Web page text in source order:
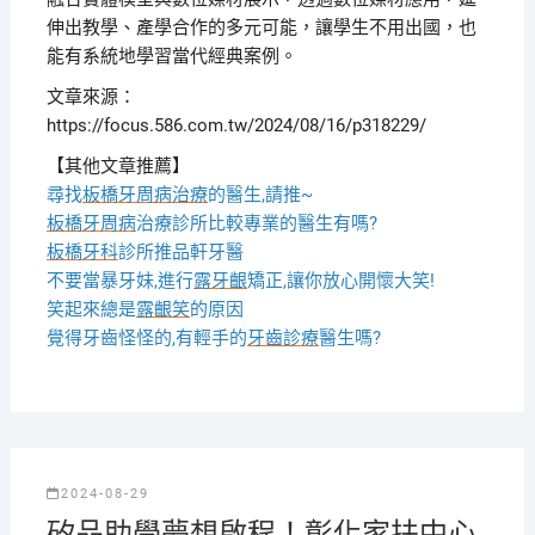
伸出教學、產學合作的多元可能，讓學生不用出國，也
能有系統地學習當代經典案例。
文章來源：
https://focus.586.com.tw/2024/08/16/p318229/
【其他文章推薦】
尋找板橋牙周病治療的醫生,請推~
板橋牙周病治療診所比較專業的醫生有嗎?
板橋牙科診所推品軒牙醫
不要當暴牙妹,進行露牙齦矯正,讓你放心開懷大笑!
笑起來總是露齦笑的原因
覺得牙齒怪怪的,有輕手的牙齒診療醫生嗎?
2024-08-29